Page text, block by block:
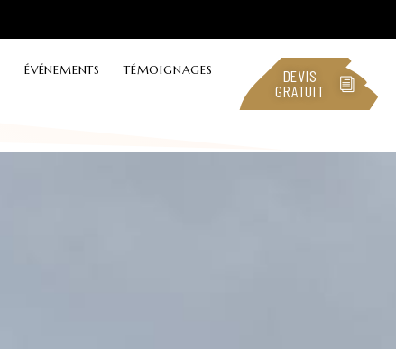
ÉVÉNEMENTS
TÉMOIGNAGES
DEVIS
GRATUIT